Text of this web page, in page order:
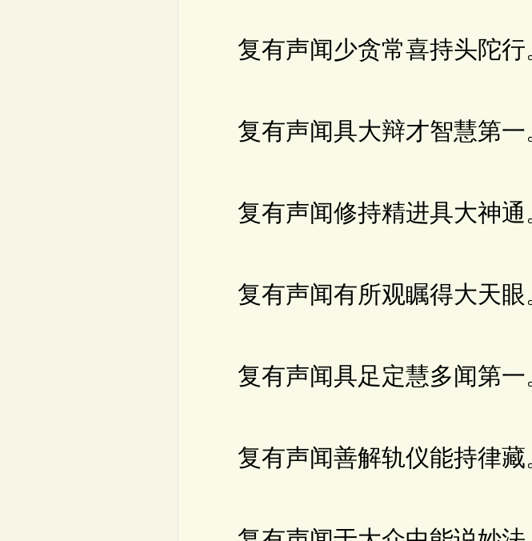
复有声闻少贪常喜持头陀行
复有声闻具大辩才智慧第一
复有声闻修持精进具大神通
复有声闻有所观瞩得大天眼
复有声闻具足定慧多闻第一
复有声闻善解轨仪能持律藏